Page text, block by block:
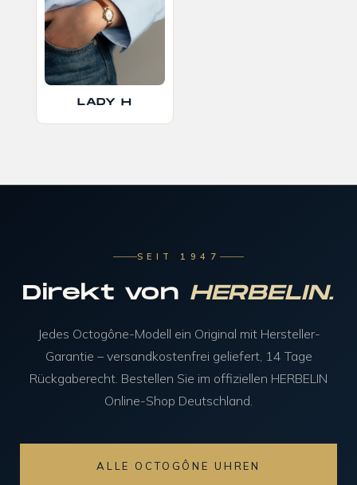
LADY H
SEIT 1947
Direkt von HERBELIN.
Jedes Octogône-Modell ein Original mit Hersteller-
Garantie – versandkostenfrei geliefert, 14 Tage
Rückgaberecht. Bestellen Sie im offiziellen HERBELIN
Online-Shop Deutschland.
ALLE OCTOGÔNE UHREN